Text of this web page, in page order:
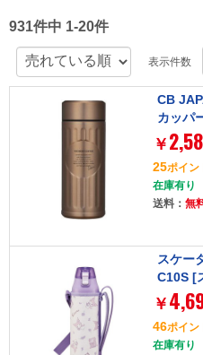
931件中 1-20件
表示件数
CB
カッパ
￥
25ポイン
在庫有り
送料： 無
スケー
C10S [
￥
46ポイン
在庫有り